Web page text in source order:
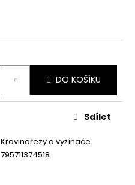
DO KOŠÍKU
Křovinořezy a vyžínače
795711374518
Sdílet